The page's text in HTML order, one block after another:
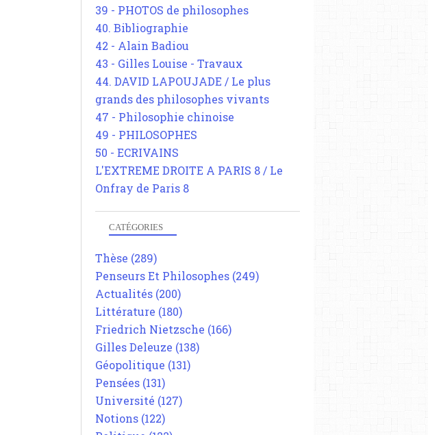
39 - PHOTOS de philosophes
40. Bibliographie
42 - Alain Badiou
43 - Gilles Louise - Travaux
44. DAVID LAPOUJADE / Le plus
grands des philosophes vivants
47 - Philosophie chinoise
49 - PHILOSOPHES
50 - ECRIVAINS
L'EXTREME DROITE A PARIS 8 / Le
Onfray de Paris 8
CATÉGORIES
Thèse (289)
Penseurs Et Philosophes (249)
Actualités (200)
Littérature (180)
Friedrich Nietzsche (166)
Gilles Deleuze (138)
Géopolitique (131)
Pensées (131)
Université (127)
Notions (122)